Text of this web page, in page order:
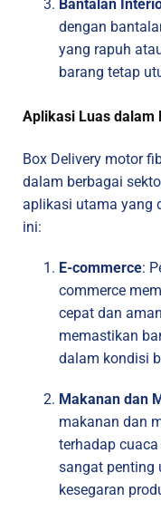
Bantalan
dengan
yang rapuh
barang tetap
Aplikasi Luas dalam
Box Delivery motor
dalam berbagai
aplikasi utama yang
ini:
E-commerce:
commerce
cepat dan
memastikan
dalam kondisi
Makanan dan
makanan dan
terhadap
sangat penting
kesegaran